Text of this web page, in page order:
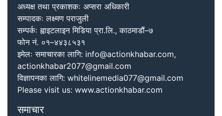
अध्यक्ष तथा प्रकाशकः अप्सरा अधिकारी
सम्पादकः लक्ष्मण पराजुली
सम्पर्कः ह्वाइटलाइन मिडिया प्रा.लि., काठमाडौं–७
फोन नं. ०१–४४३८५३१
इमेलः समाचारका लागि: info@actionkhabar.com,
actionkhabar2077@gmail.com
विज्ञापनका लागि: whitelinemedia077@gmail.com
Please visit us: www.actionkhabar.com
समाचार